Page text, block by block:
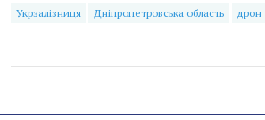
Укрзалізниця Дніпропетровська область дрон